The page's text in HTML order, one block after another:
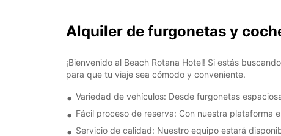
Alquiler de furgonetas y
¡Bienvenido al Beach Rotana Hotel! Si estás
para que tu viaje sea cómodo y conveniente.
Variedad de vehículos: Desde furgonetas
Fácil proceso de reserva: Con nuestra plataforma
Servicio de calidad: Nuestro equipo estará